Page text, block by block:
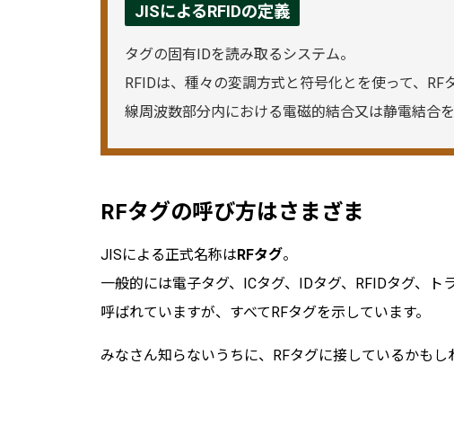
JISによるRFIDの定義
タグの固有IDを読み取るシステム。
RFIDは、種々の変調方式と符号化とを使って、
線周波数部分内における電磁的結合又は静電結合
RFタグの呼び方はさまざま
JISによる正式名称は RFタグ。
一般的には電子タグ、ICタグ、IDタグ、RFIDタグ、
呼ばれていますが、すべてRFタグを示しています。
みなさん知らないうちに、RFタグに接しているかもし